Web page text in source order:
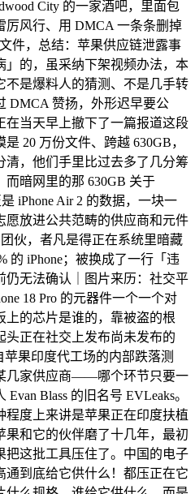
City 的一家酒吧，里面包
厉风行、用 DMCA 一条条删掉
件，总结：苹果供应链泄露事
」的，虽采纳下架视频办法，本
不是爆料人的猜测、不是几手转
DMCA 赞扬，外形迟早要公
在当天早上撤下了一篇报道这段
20 万份文件、跨越 630GB，
清，他们手里比过去多了几分筹
暗网里的那 630GB 关于
iPhone Air 2 的数据，一块一
愿放进公共范畴的供应商和元件
伙，者凡是得正在系统里暗藏
的 iPhone；被换成了一行「违
仍无法确认｜图片来历：社交平
18 Pro 的元器件一个一个对
的芯片是谁的，靠被盗的根
正在社交上发布尚未发布的
苹果印度代工场的内部跌落测
几家供应商——哪个环节只要一
Blass 的旧名号 EVLeaks。
程度上来讲是苹果正在印度扶植
果和它的伙伴磨了十几年，最初
把这批工具压住了。中国的电子
到底给它供什么！都压正在它